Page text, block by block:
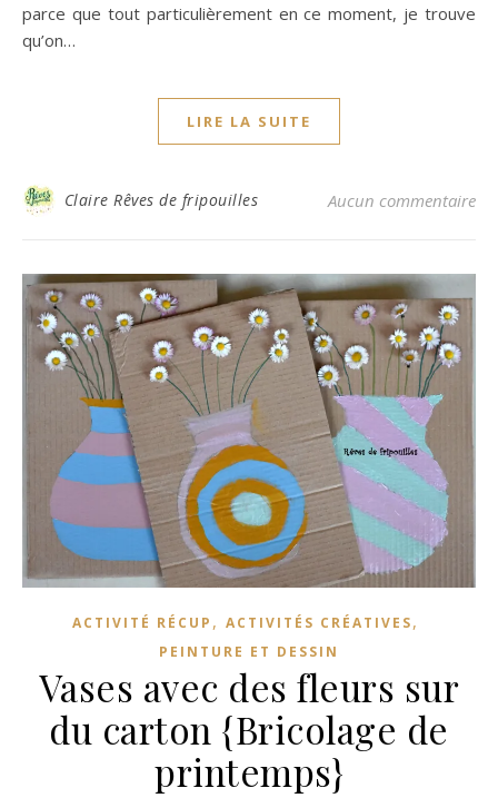
parce que tout particulièrement en ce moment, je trouve
qu’on…
LIRE LA SUITE
Claire Rêves de fripouilles Aucun commentaire
ACTIVITÉ RÉCUP , ACTIVITÉS CRÉATIVES,
PEINTURE ET DESSIN
Vases avec des fleurs sur
du carton {Bricolage de
printemps}